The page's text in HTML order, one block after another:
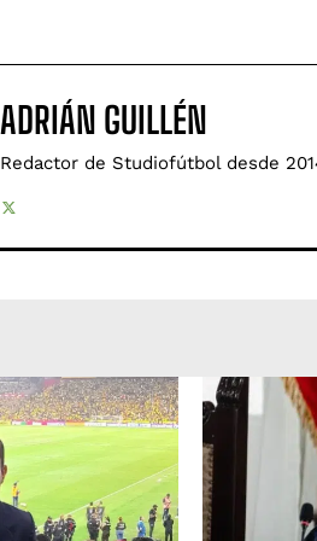
ADRIÁN GUILLÉN
Redactor de Studiofútbol desde